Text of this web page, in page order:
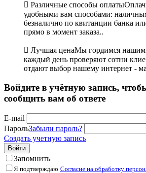
 Различные способы оплаты
удобными вам способами:
безналично по квитанции банка
прямо в момент заказа..
 Лучшая ценаМы гордимся
каждый день проверяют сотни
отдают выбор нашему интернет -
Войдите в учётную запись,
сообщить вам об ответе
E-mail
ПарольЗабыли пароль?
Создать учетную запись
Войти
Запомнить
Я подтверждаю Согласие на обработку